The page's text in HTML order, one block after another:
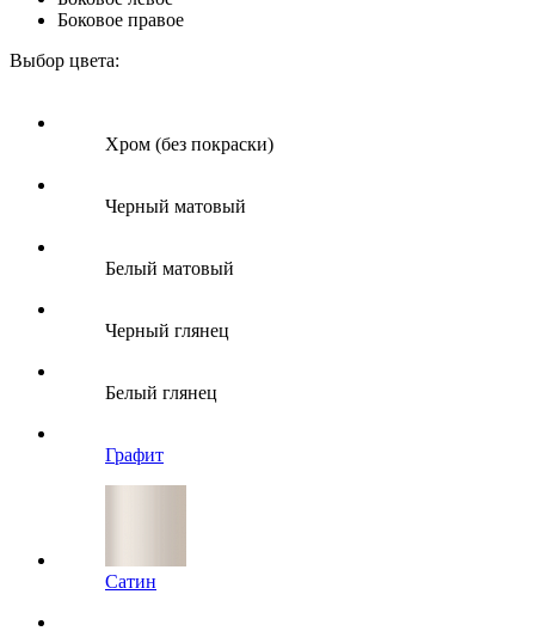
Боковое правое
Выбор цвета:
Хром (без покраски)
Черный матовый
Белый матовый
Черный глянец
Белый глянец
Графит
Сатин